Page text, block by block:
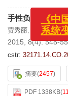
手性负折射率材
贾秀丽, 王晓鸥,周
2015, 8(4): 548-
cstr:
摘要(2457)
PDF 1338KB(
《
系